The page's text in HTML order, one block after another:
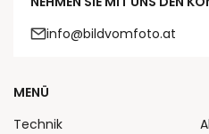
info@bildvomfoto.at
MENÜ
Technik